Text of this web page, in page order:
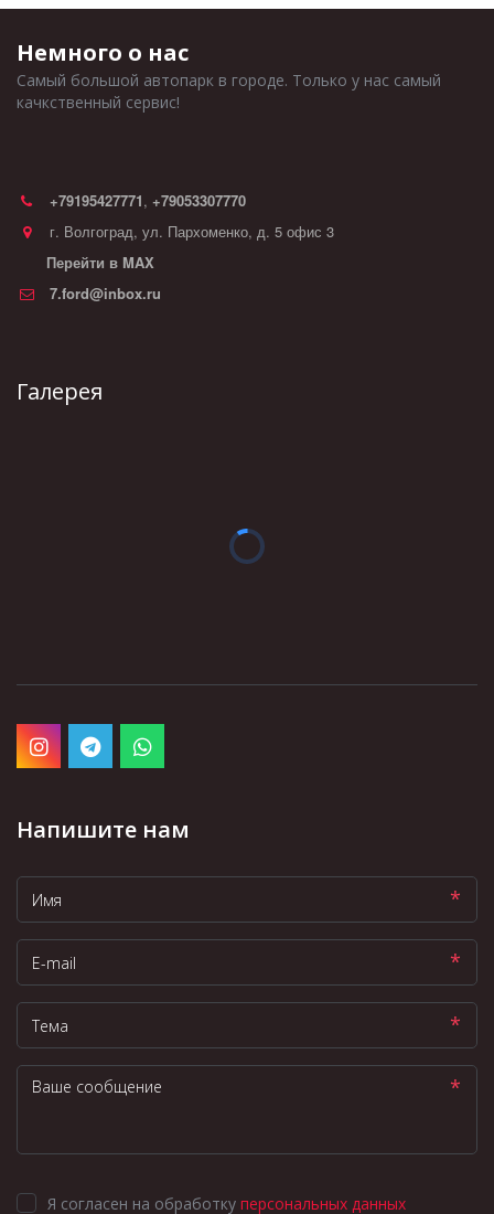
Немного о нас
Самый большой автопарк в городе. Только у нас самый
качкственный сервис!
+79195427771, +79053307770
г. Волгоград, ул. Пархоменко, д. 5 офис 3
Перейти в MAX
7.ford@inbox.ru
Галерея
Напишите нам
*
*
*
*
Я согласен на обработку персональных данных